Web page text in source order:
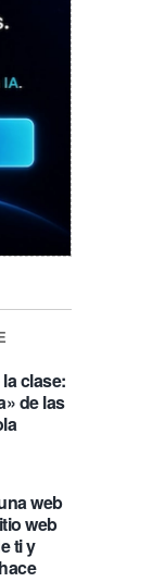
clase:
de las
web
web
ti y